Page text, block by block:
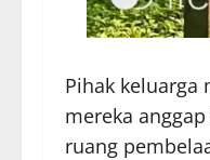
Pihak keluarga
mereka
ruang